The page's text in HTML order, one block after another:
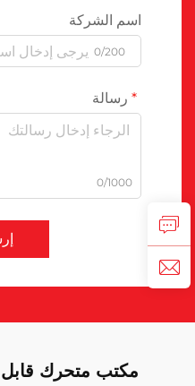
اسم الشركة
0/200
رسالة
0/1000
مكتب متحرك قابل